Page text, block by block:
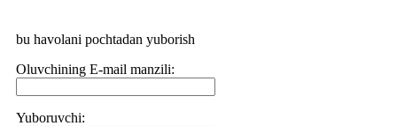
bu havolani pochtadan yuborish
Oluvchining E-mail manzili:
Yuboruvchi: